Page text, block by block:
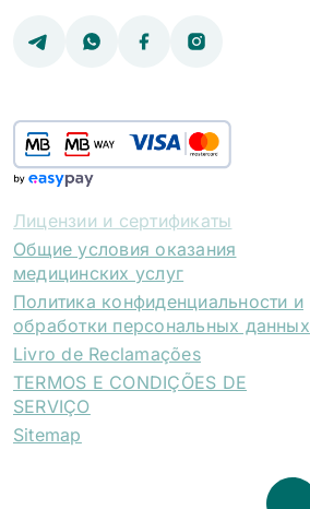
Лицензии и сертификаты
Общие условия оказания
медицинских услуг
Политика конфиденциальности и
обработки персональных данных
Livro de Reclamações
TERMOS E CONDIÇÕES DE
SERVIÇO
Sitemap